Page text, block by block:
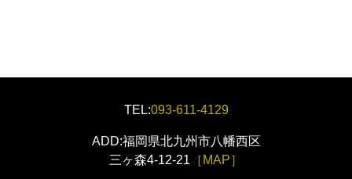
TEL:093-611-4129
ADD:福岡県北九州市八幡西区
三ヶ森4-12-21 ［MAP］